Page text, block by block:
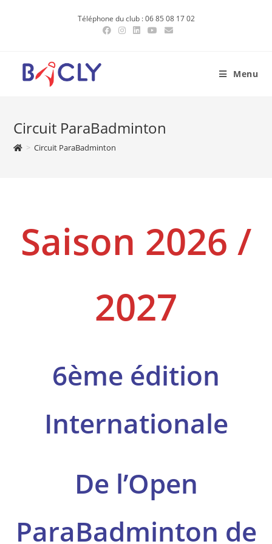
Téléphone du club : 06 85 08 17 02
Menu
Circuit ParaBadminton
> Circuit ParaBadminton
Saison 2026 /
2027
6ème édition
Internationale
De l’Open
ParaBadminton de